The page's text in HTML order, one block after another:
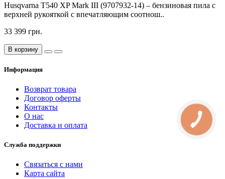
Husqvarna T540 XP Mark III (9707932-14) – бензиновая пила с
верхней рукояткой с впечатляющим соотнош..
33 399 грн.
В корзину
Информация
Возврат товара
Договор оферты
Контакты
О нас
Доставка и оплата
Служба поддержки
Связаться с нами
Карта сайта